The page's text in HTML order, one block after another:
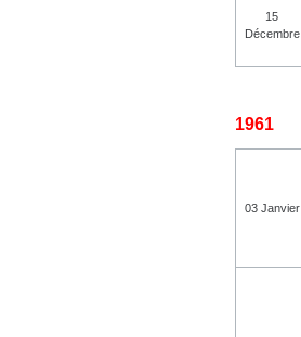
15
Décembre
1961
03 Janvier